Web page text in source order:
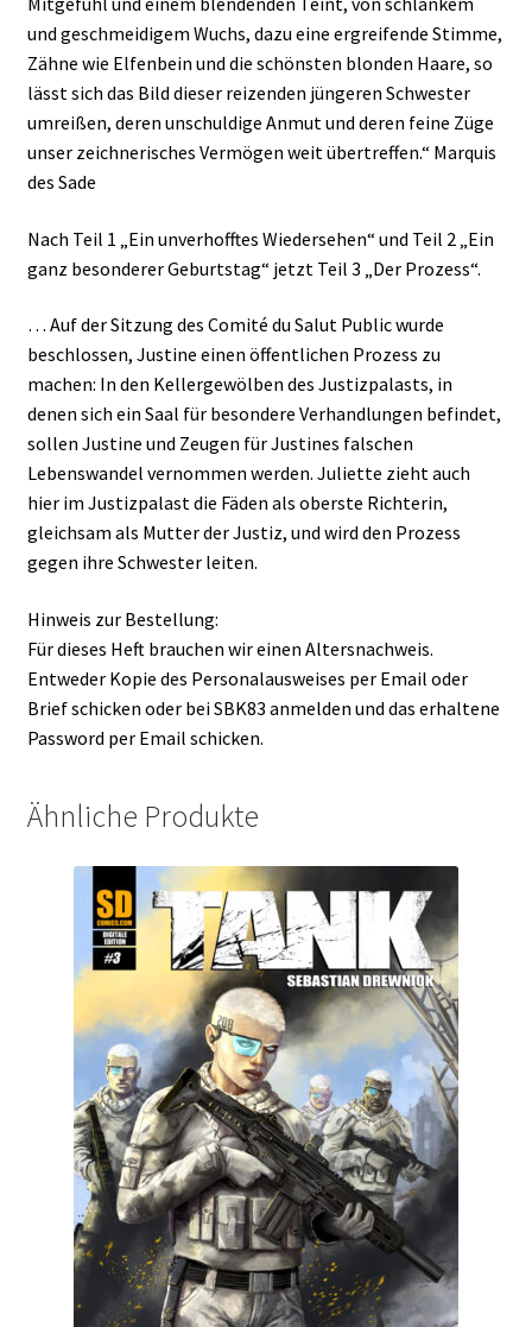
und geschmeidigem Wuchs, dazu eine ergreifende Stimme,
Zähne wie Elfenbein und die schönsten blonden Haare, so
lässt sich das Bild dieser reizenden jüngeren Schwester
umreißen, deren unschuldige Anmut und deren feine Züge
unser zeichnerisches Vermögen weit übertreffen.“ Marquis
des Sade
Nach Teil 1 „Ein unverhofftes Wiedersehen“ und Teil 2 „Ein
ganz besonderer Geburtstag“ jetzt Teil 3 „Der Prozess“.
… Auf der Sitzung des Comité du Salut Public wurde
beschlossen, Justine einen öffentlichen Prozess zu
machen: In den Kellergewölben des Justizpalasts, in
denen sich ein Saal für besondere Verhandlungen befindet,
sollen Justine und Zeugen für Justines falschen
Lebenswandel vernommen werden. Juliette zieht auch
hier im Justizpalast die Fäden als oberste Richterin,
gleichsam als Mutter der Justiz, und wird den Prozess
gegen ihre Schwester leiten.
Hinweis zur Bestellung:
Für dieses Heft brauchen wir einen Altersnachweis.
Entweder Kopie des Personalausweises per Email oder
Brief schicken oder bei SBK83 anmelden und das erhaltene
Password per Email schicken.
Ähnliche Produkte